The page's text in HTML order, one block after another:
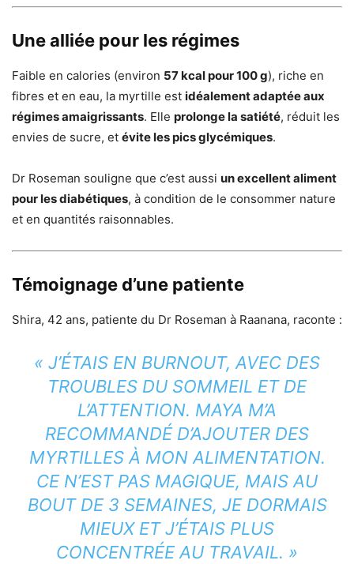
Une alliée pour les régimes
Faible en calories (environ 57 kcal pour 100 g), riche en
fibres et en eau, la myrtille est idéalement adaptée aux
régimes amaigrissants. Elle prolonge la satiété, réduit les
envies de sucre, et évite les pics glycémiques.
Dr Roseman souligne que c’est aussi un excellent aliment
pour les diabétiques, à condition de le consommer nature
et en quantités raisonnables.
Témoignage d’une patiente
Shira, 42 ans, patiente du Dr Roseman à Raanana, raconte :
« J’ÉTAIS EN BURNOUT, AVEC DES
TROUBLES DU SOMMEIL ET DE
L’ATTENTION. MAYA M’A
RECOMMANDÉ D’AJOUTER DES
MYRTILLES À MON ALIMENTATION.
CE N’EST PAS MAGIQUE, MAIS AU
BOUT DE 3 SEMAINES, JE DORMAIS
MIEUX ET J’ÉTAIS PLUS
CONCENTRÉE AU TRAVAIL. »